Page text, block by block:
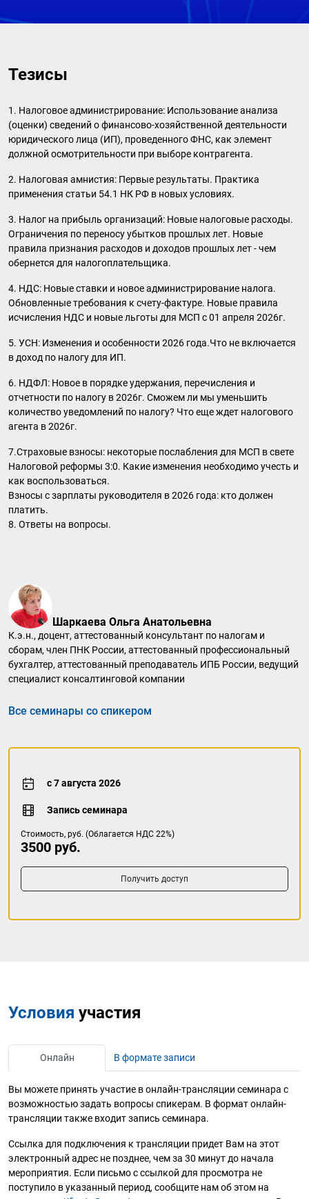
Тезисы
1. Налоговое администрирование: Использование анализа
(оценки) сведений о финансово-хозяйственной деятельности
юридического лица (ИП), проведенного ФНС, как элемент
должной осмотрительности при выборе контрагента.
2. Налоговая амнистия: Первые результаты. Практика
применения статьи 54.1 НК РФ в новых условиях.
3. Налог на прибыль организаций: Новые налоговые расходы.
Ограничения по переносу убытков прошлых лет. Новые
правила признания расходов и доходов прошлых лет - чем
обернется для налогоплательщика.
4. НДС: Новые ставки и новое администрирование налога.
Обновленные требования к счету-фактуре. Новые правила
исчисления НДС и новые льготы для МСП с 01 апреля 2026г.
5. УСН: Изменения и особенности 2026 года.Что не включается
в доход по налогу для ИП.
6. НДФЛ: Новое в порядке удержания, перечисления и
отчетности по налогу в 2026г. Сможем ли мы уменьшить
количество уведомлений по налогу? Что еще ждет налогового
агента в 2026г.
7.Страховые взносы: некоторые послабления для МСП в свете
Налоговой реформы 3:0. Какие изменения необходимо учесть и
как воспользоваться.
Взносы с зарплаты руководителя в 2026 года: кто должен
платить.
8. Ответы на вопросы.
Шаркаева Ольга Анатольевна
К.э.н., доцент, аттестованный консультант по налогам и
сборам, член ПНК России, аттестованный профессиональный
бухгалтер, аттестованный преподаватель ИПБ России, ведущий
специалист консалтинговой компании
Все семинары со спикером
с 7 августа 2026
Запись семинара
Стоимость, руб. (Облагается НДС 22%)
3500 руб.
Получить доступ
Условия участия
Онлайн В формате записи
Вы можете принять участие в онлайн-трансляции семинара с
возможностью задать вопросы спикерам. В формат онлайн-
трансляции также входит запись семинара.
Ссылка для подключения к трансляции придет Вам на этот
электронный адрес не позднее, чем за 30 минут до начала
мероприятия. Если письмо с ссылкой для просмотра не
поступило в указанный период, сообщите нам об этом на